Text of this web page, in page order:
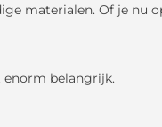
materialen. Of je nu
enorm belangrijk.